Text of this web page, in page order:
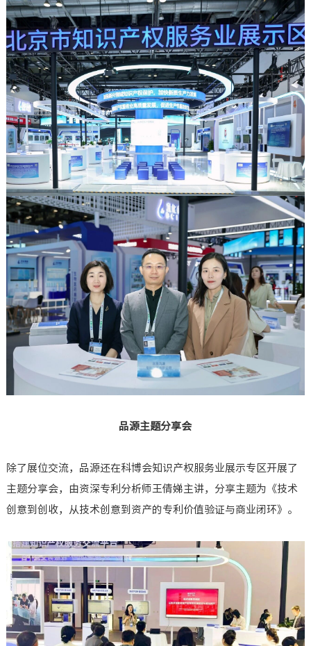
品源主题分享会
除了展位交流，品源还在科博会知识产权服务业展示专区开展了
主题分享会，由资深专利分析师王倩娣主讲，分享主题为《技术
创意到创收，从技术创意到资产的专利价值验证与商业闭环》。